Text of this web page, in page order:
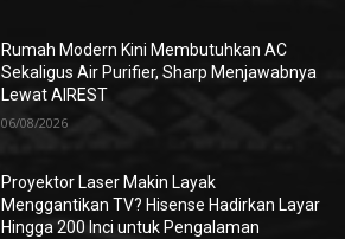
Rumah Modern Kini Membutuhkan AC
Sekaligus Air Purifier, Sharp Menjawabnya
Lewat AIREST
06/08/2026
Proyektor Laser Makin Layak
Menggantikan TV? Hisense Hadirkan Layar
Hingga 200 Inci untuk Pengalaman